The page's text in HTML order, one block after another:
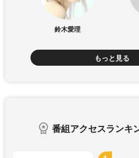
鈴木愛理
もっと見る
番組アクセスランキ